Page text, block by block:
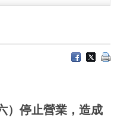
）停止營業，造成